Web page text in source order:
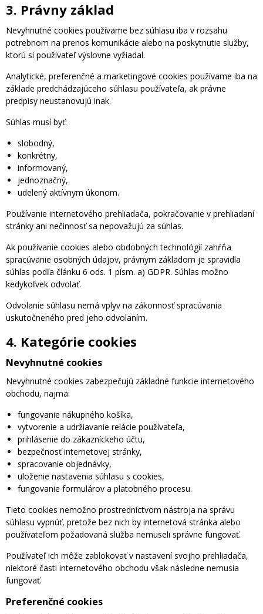
3. Právny základ
Nevyhnutné cookies používame bez súhlasu iba v rozsahu
potrebnom na prenos komunikácie alebo na poskytnutie služby,
ktorú si používateľ výslovne vyžiadal.
Analytické, preferenčné a marketingové cookies používame iba na
základe predchádzajúceho súhlasu používateľa, ak právne
predpisy neustanovujú inak.
Súhlas musí byť:
slobodný,
konkrétny,
informovaný,
jednoznačný,
udelený aktívnym úkonom.
Používanie internetového prehliadača, pokračovanie v prehliadaní
stránky ani nečinnosť sa nepovažujú za súhlas.
Ak používanie cookies alebo obdobných technológií zahŕňa
spracúvanie osobných údajov, právnym základom je spravidla
súhlas podľa článku 6 ods. 1 písm. a) GDPR. Súhlas možno
kedykoľvek odvolať.
Odvolanie súhlasu nemá vplyv na zákonnosť spracúvania
uskutočneného pred jeho odvolaním.
4. Kategórie cookies
Nevyhnutné cookies
Nevyhnutné cookies zabezpečujú základné funkcie internetového
obchodu, najmä:
fungovanie nákupného košíka,
vytvorenie a udržiavanie relácie používateľa,
prihlásenie do zákazníckeho účtu,
bezpečnosť internetovej stránky,
spracovanie objednávky,
uloženie nastavenia súhlasu s cookies,
fungovanie formulárov a platobného procesu.
Tieto cookies nemožno prostredníctvom nástroja na správu
súhlasu vypnúť, pretože bez nich by internetová stránka alebo
používateľom požadovaná služba nemuseli správne fungovať.
Používateľ ich môže zablokovať v nastavení svojho prehliadača,
niektoré časti internetového obchodu však následne nemusia
fungovať.
Preferenčné cookies